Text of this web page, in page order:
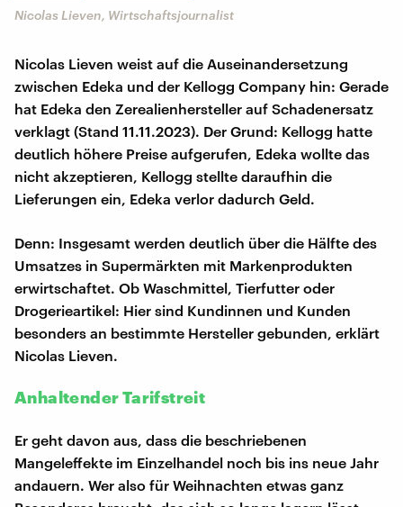
Nicolas Lieven, Wirtschaftsjournalist
Nicolas Lieven weist auf die Auseinandersetzung
zwischen Edeka und der Kellogg Company hin: Gerade
hat Edeka den Zerealienhersteller auf Schadenersatz
verklagt (Stand 11.11.2023). Der Grund: Kellogg hatte
deutlich höhere Preise aufgerufen, Edeka wollte das
nicht akzeptieren, Kellogg stellte daraufhin die
Lieferungen ein, Edeka verlor dadurch Geld.
Denn: Insgesamt werden deutlich über die Hälfte des
Umsatzes in Supermärkten mit Markenprodukten
erwirtschaftet. Ob Waschmittel, Tierfutter oder
Drogerieartikel: Hier sind Kundinnen und Kunden
besonders an bestimmte Hersteller gebunden, erklärt
Nicolas Lieven.
Anhaltender Tarifstreit
Er geht davon aus, dass die beschriebenen
Mangeleffekte im Einzelhandel noch bis ins neue Jahr
andauern. Wer also für Weihnachten etwas ganz